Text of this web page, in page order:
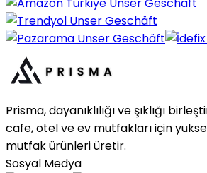
Prisma, dayanıklılığı ve şıklığı
cafe, otel ve ev mutfakları için
mutfak ürünleri üretir.
Sosyal Medya